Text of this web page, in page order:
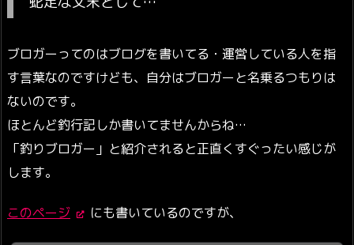
ブロガーってのはブログを書いてる・運営している人を指
す言葉なのですけども、自分はブロガーと名乗るつもりは
ないのです。
ほとんど釣行記しか書いてませんからね…
「釣りブロガー」と紹介されると正直くすぐったい感じが
します。
このページ にも書いているのですが、